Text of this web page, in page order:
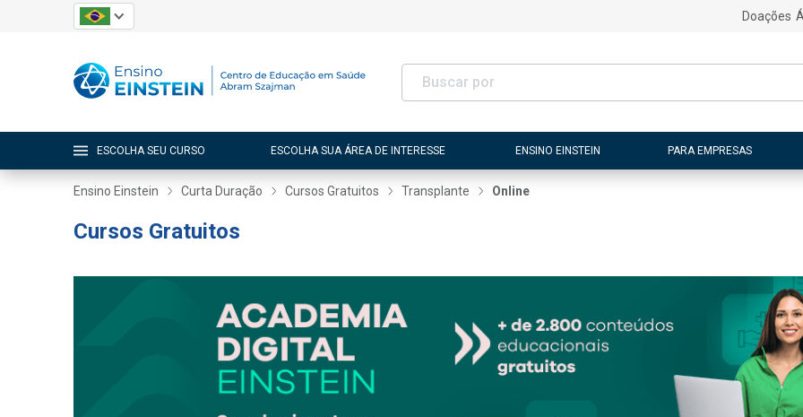
Doações
ESCOLHA SEU CURSO ESCOLHA SUA ÁREA DE INTERESSE ENSINO EINSTEIN PARA EMPRESAS
Ensino Einstein Curta Duração Cursos Gratuitos Transplante Online
Cursos Gratuitos